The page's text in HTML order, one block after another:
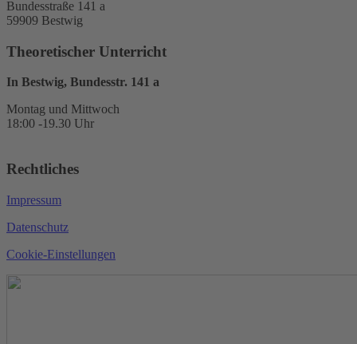
Bundesstraße 141 a
59909 Bestwig
Theoretischer Unterricht
In Bestwig, Bundesstr. 141 a
Montag und Mittwoch
18:00 -19.30 Uhr
Rechtliches
Impressum
Datenschutz
Cookie-Einstellungen